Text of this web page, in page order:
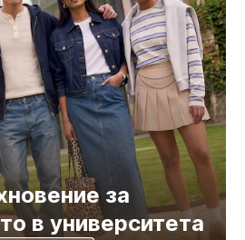
за
в университета